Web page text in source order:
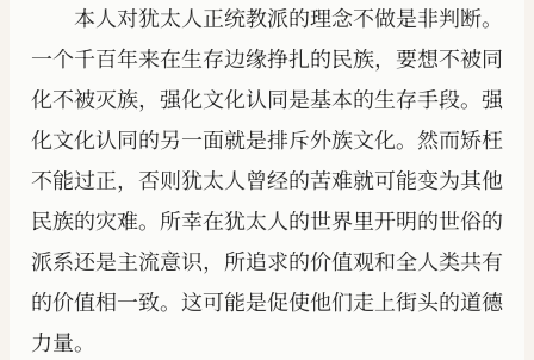
本人对犹太人正统教派的理念不做是非判断。
一个千百年来在生存边缘挣扎的民族，要想不被同
化不被灭族，强化文化认同是基本的生存手段。强
化文化认同的另一面就是排斥外族文化。然而矫枉
不能过正，否则犹太人曾经的苦难就可能变为其他
民族的灾难。所幸在犹太人的世界里开明的世俗的
派系还是主流意识，所追求的价值观和全人类共有
的价值相一致。这可能是促使他们走上街头的道德
力量。